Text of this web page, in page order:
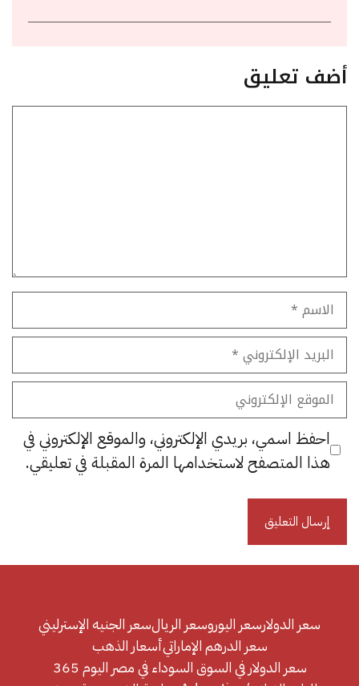
أضف تعليق
الاسم
البريد
الإلكتروني
الموقع
الإلكتروني
احفظ اسمي، بريدي الإلكتروني، والموقع الإلكتروني في
هذا المتصفح لاستخدامها المرة المقبلة في تعليقي.
سعر الدولارسعر اليوروسعر الريالسعر الجنيه الإسترليني
سعر الدرهم الإماراتيأسعار الذهب
سعر الدولار في السوق السوداء في مصر اليوم 365